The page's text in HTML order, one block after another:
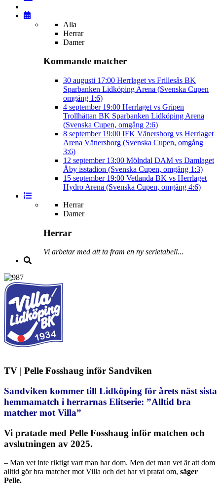
Alla
Herrar
Damer
Kommande matcher
30 augusti 17:00 Herrlaget vs Frillesås BK
Sparbanken Lidköping Arena (Svenska Cupen
omgång 1:6)
4 september 19:00 Herrlaget vs Gripen
Trollhättan BK Sparbanken Lidköping Arena
(Svenska Cupen, omgång 2:6)
8 september 19:00 IFK Vänersborg vs Herrlaget
Arena Vänersborg (Svenska Cupen, omgång
3:6)
12 september 13:00 Mölndal DAM vs Damlaget
Åby isstadion (Svenska Cupen, omgång 1:3)
15 september 19:00 Vetlanda BK vs Herrlaget
Hydro Arena (Svenska Cupen, omgång 4:6)
Herrar
Damer
Herrar
Vi arbetar med att ta fram en ny serietabell...
TV | Pelle Fosshaug inför Sandviken
Sandviken kommer till Lidköping för årets näst sista
hemmamatch i herrarnas Elitserie: ”Alltid bra
matcher mot Villa”
Vi pratade med Pelle Fosshaug inför matchen och
avslutningen av 2025.
– Man vet inte riktigt vart man har dom. Men det man vet är att dom
alltid gör bra matcher mot Villa och det har vi pratat om, säger
Pelle.